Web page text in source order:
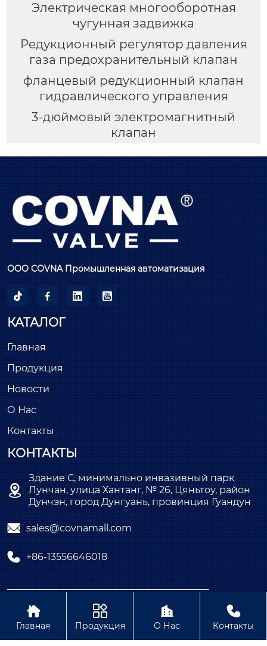
Электрическая многооборотная
чугунная задвижка
Редукционный регулятор давления
газа предохранительный клапан
фланцевый редукционный клапан
гидравлического управления
3-дюймовый электромагнитный
клапан
ООО COVNA Промышленная автоматизация
   
КАТАЛОГ
Главная
Продукция
Новости
О Нас
Контакты
КОНТАКТЫ

Здание С, минимально инвазивный парк
Лунчан, улица Хантанг, № 26, Цяньтоу, район
Дунчэн, город Дунгуань, провинция Гуандун
 sales@covnamall.com
 +86-13556646018
Copyright © ООО COVNA Промышленная
автоматизация
Политика конфиденциальности Содержание

Главная

Продукция

О Нас

Контакты